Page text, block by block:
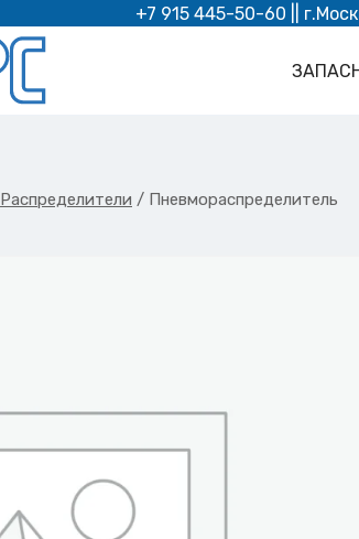
+7 915 445-50-60 ||
Распределители / Пневмораспределитель